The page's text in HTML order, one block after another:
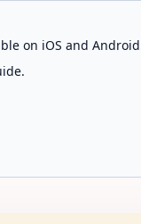
on iOS and